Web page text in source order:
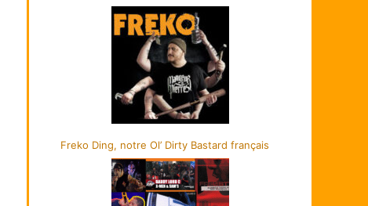
Freko Ding, notre Ol’ Dirty Bastard français